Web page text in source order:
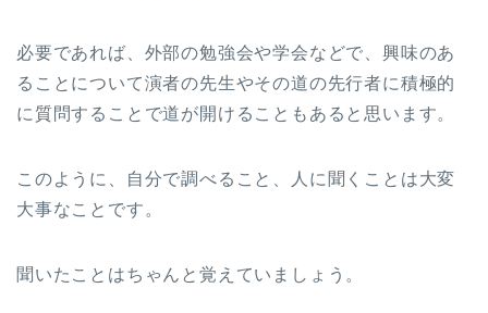
必要であれば、外部の勉強会や学会などで、興味のあ
ることについて演者の先生やその道の先行者に積極的
に質問することで道が開けることもあると思います。
このように、自分で調べること、人に聞くことは大変
大事なことです。
聞いたことはちゃんと覚えていましょう。